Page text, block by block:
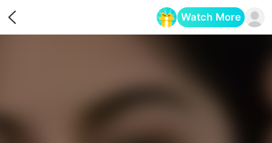
Watch More